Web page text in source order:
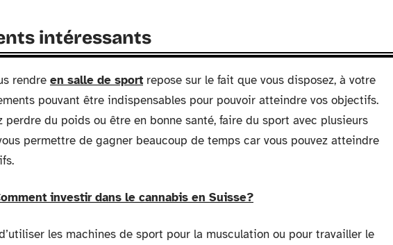
intéressants
rendre en salle de sport repose sur le fait que vous disposez, à votre
pouvant être indispensables pour pouvoir atteindre vos objectifs.
perdre du poids ou être en bonne santé, faire du sport avec plusieurs
permettre de gagner beaucoup de temps car vous pouvez atteindre
investir dans le cannabis en Suisse?
les machines de sport pour la musculation ou pour travailler le